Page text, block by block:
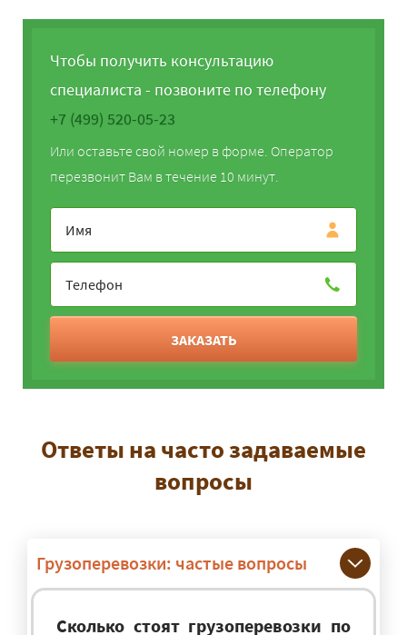
Чтобы получить консультацию
специалиста - позвоните по телефону
+7 (499) 520-05-23
Или оставьте свой номер в форме. Оператор
перезвонит Вам в течение 10 минут.
ЗАКАЗАТЬ
Ответы на часто задаваемые
вопросы
Грузоперевозки: частые вопросы
Сколько стоят грузоперевозки по